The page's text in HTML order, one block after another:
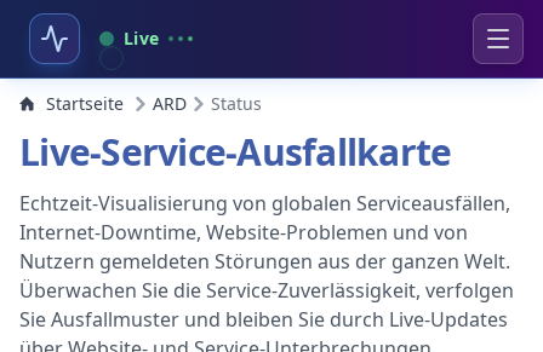
Live
Startseite ARD Status
Live-Service-Ausfallkarte
Echtzeit-Visualisierung von globalen Serviceausfällen,
Internet-Downtime, Website-Problemen und von
Nutzern gemeldeten Störungen aus der ganzen Welt.
Überwachen Sie die Service-Zuverlässigkeit, verfolgen
Sie Ausfallmuster und bleiben Sie durch Live-Updates